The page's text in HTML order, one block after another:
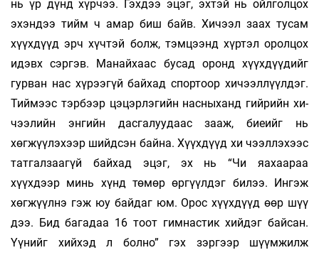
нь үр дүнд хүрчээ. Гэхдээ эцэг, эхтэй нь ойлголцох
эхэндээ тийм ч амар биш байв. Хичээл заах тусам
хүүхдүүд эрч хүчтэй болж, тэмцээнд хүртэл оролцох
идэвх сэргэв. Манайхаас бусад оронд хүүхдүүдийг
гурван нас хүрээгүй байхад спортоор хичээллүүлдэг.
Тиймээс тэрбээр цэцэрлэгийн насныханд гийрийн хи­
чээлийн энгийн дасгалуудаас зааж, биеийг нь
хөгжүүлэхээр шийдсэн байна. Хүүхдүүд хи­ чээллэхээс
татгалзаагүй байхад эцэг, эх нь “Чи яахаараа
хүүхдээр минь хүнд төмөр өргүүлдэг билээ. Ингэж
хөгжүүлнэ гэж юу байдаг юм. Орос хүүхдүүд өөр шүү
дээ. Бид багадаа 16 тоот гимнастик хийдэг байсан.
Үүнийг хийхэд л болно” гэх зэргээр шүүмжилж